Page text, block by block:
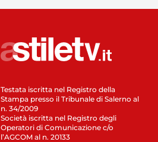
Testata iscritta nel Registro della
Stampa presso il Tribunale di Salerno al
n. 34/2009
Società iscritta nel Registro degli
Operatori di Comunicazione c/o
l’AGCOM al n. 20133